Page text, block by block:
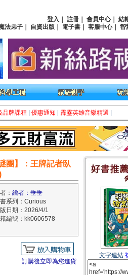
登入 註冊 會員中心｜ 結
法弟子
自資出版 電子書 客服中心｜ 智
品牌課程 優惠通知 霹靂英雄音樂精選
團】：王牌記者臥
： 繪者：垂垂
系列：Curious
日期：2026/4/1
編號：kk0606578
訂購後立即為您進貨
文字連結